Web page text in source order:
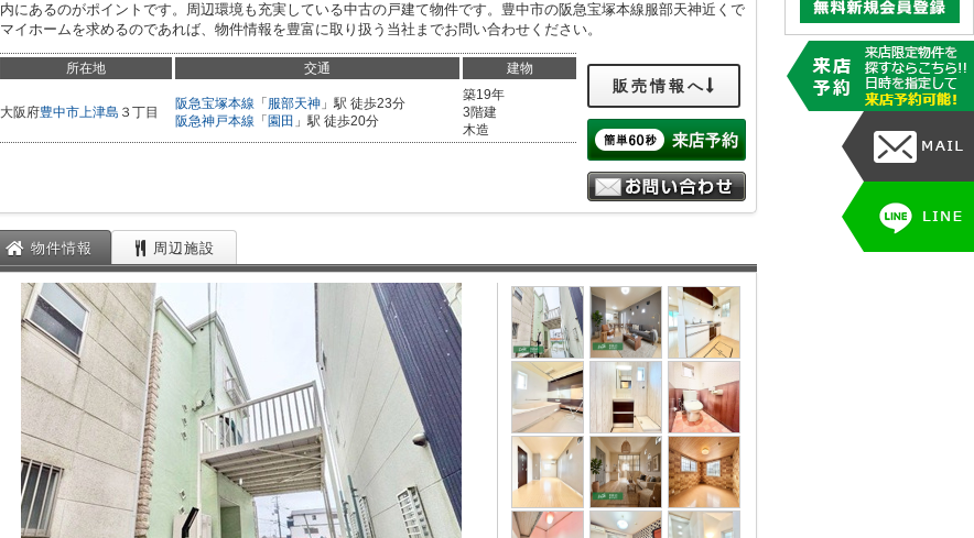
内にあるのがポイントです。周辺環境も充実している中古の戸建て物件です。豊中市の阪急宝塚本線服部天神近くで
マイホームを求めるのであれば、物件情報を豊富に取り扱う当社までお問い合わせください。
所在地 交通 建物
大阪府豊中市上津島 ３丁目
阪急宝塚本線 「 服部天神 」駅 徒歩23分
阪急神戸本線 「 園田 」駅 徒歩20分
築19年
3階建
木造
販売情報へ
物件情報 周辺施設